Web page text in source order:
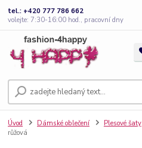
tel.: +420 777 786 662
volejte: 7:30-16:00 hod., pracovní dny
Úvod Dámské oblečení Plesové šaty
růžová